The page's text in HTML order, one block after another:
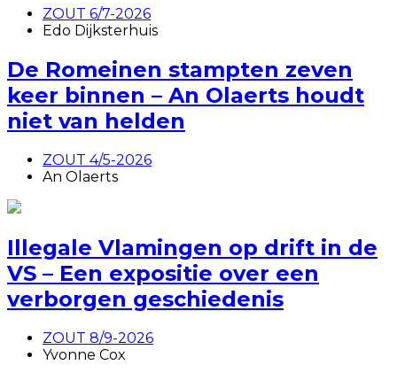
ZOUT 6/7-2026
Edo Dijksterhuis
De Romeinen stampten zeven
keer binnen – An Olaerts houdt
niet van helden
ZOUT 4/5-2026
An Olaerts
Illegale Vlamingen op drift in de
VS – Een expositie over een
verborgen geschiedenis
ZOUT 8/9-2026
Yvonne Cox